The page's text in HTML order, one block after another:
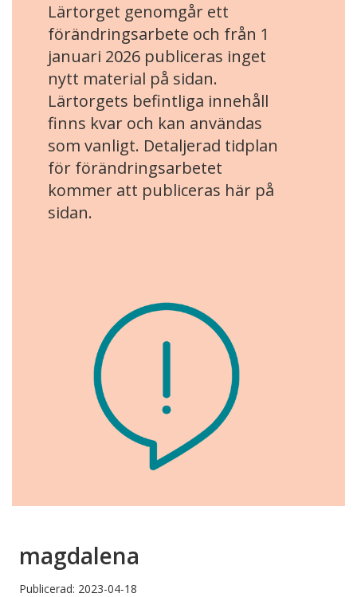
Lärtorget genomgår ett
förändringsarbete och från 1
januari 2026 publiceras inget
nytt material på sidan.
Lärtorgets befintliga innehåll
finns kvar och kan användas
som vanligt. Detaljerad tidplan
för förändringsarbetet
kommer att publiceras här på
sidan.
magdalena
Publicerad: 2023-04-18